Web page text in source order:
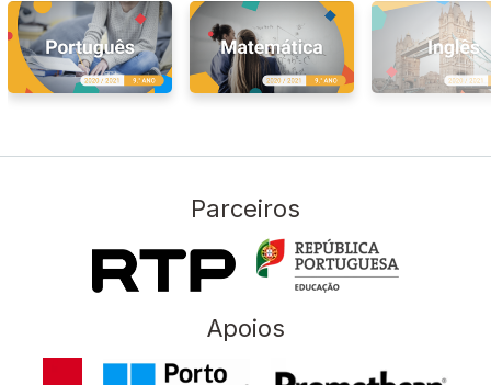
Parceiros
Apoios